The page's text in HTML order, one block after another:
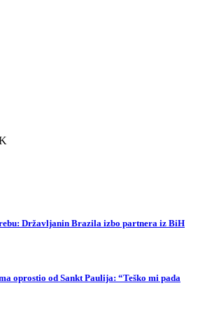
Državljanin Brazila izbo partnera iz BiH
oprostio od Sankt Paulija: “Teško mi pada